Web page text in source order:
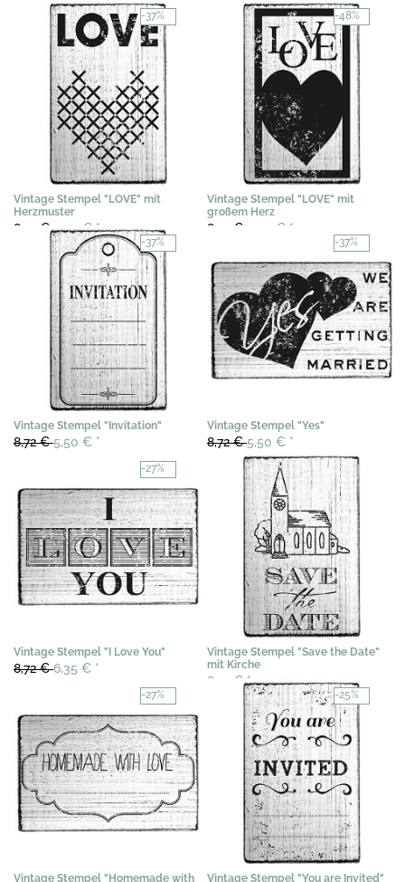
-37%
Vintage Stempel "LOVE" mit
Herzmuster
8,72 €5,50 €*
-48%
Vintage Stempel "LOVE" mit
großem Herz
8,72 € 4,50 € *
-37%
Vintage Stempel "Invitation"
8,72 €5,50 € *
-37%
Vintage Stempel "Yes"
8,72 €5,50 € *
-27%
Vintage Stempel "I Love You"
8,72 €6,35 € *
Vintage Stempel "Save the Date"
mit Kirche
8,72 €*
-27%
Vintage Stempel "Homemade with
-25%
Vintage Stempel "You are Invited"